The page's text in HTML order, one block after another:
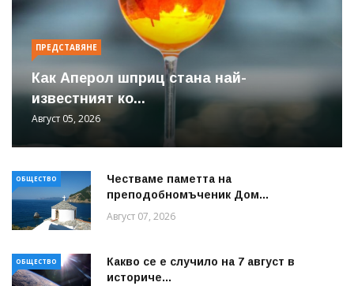
ПРЕДСТАВЯНЕ
Как Аперол шприц стана най-
известният ко...
Август 05, 2026
ОБЩЕСТВО
Честваме паметта на
преподобномъченик Дом...
Август 07, 2026
ОБЩЕСТВО
Какво се е случило на 7 август в
историче...